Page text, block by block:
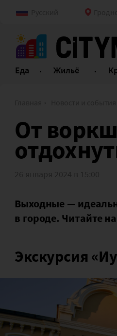
Еда Жильё
От
Выходные —
в городе. Читайте
Экскурсия